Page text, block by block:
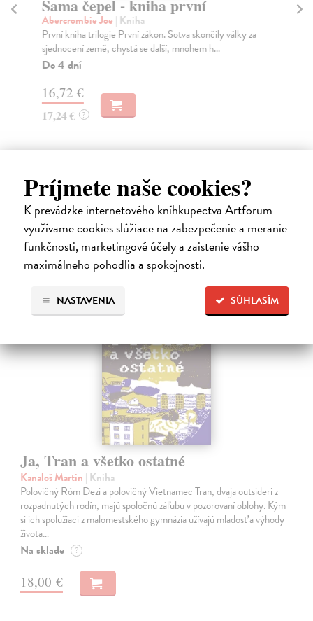
Príjmete naše cookies?
K prevádzke internetového kníhkupectva Artforum
využívame cookies slúžiace na zabezpečenie a meranie
funkčnosti, marketingové účely a zaistenie vášho
maximálneho pohodlia a spokojnosti.
SÚHLASÍM
NASTAVENIA
Sama čepel - kniha první
Abercrombie Joe | Kniha
První kniha trilogie První zákon. Sotva skončily války za
sjednocení země, chystá se další, mnohem h...
Do 4 dní
16,72 €
17,24 € ?
Ďalšie z kategórie knihy pre deti
od 14 rokov
na sklade
Ja, Tran a všetko ostatné
Kanaloš Martin | Kniha
Polovičný Róm Dezi a polovičný Vietnamec Tran, dvaja outsideri z
rozpadnutých rodín, majú spoločnú záľubu v pozorovaní oblohy. Kým
si ich spolužiaci z malomestského gymnázia užívajú mladosť a výhody
života…
Na sklade ?
18,00 €